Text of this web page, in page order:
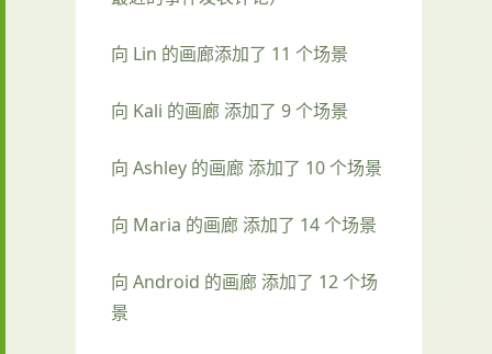
向 Lin 的画廊添加了 11 个场景
向 Kali 的画廊 添加了 9 个场景
向 Ashley 的画廊 添加了 10 个场景
向 Maria 的画廊 添加了 14 个场景
向 Android 的画廊 添加了 12 个场
景